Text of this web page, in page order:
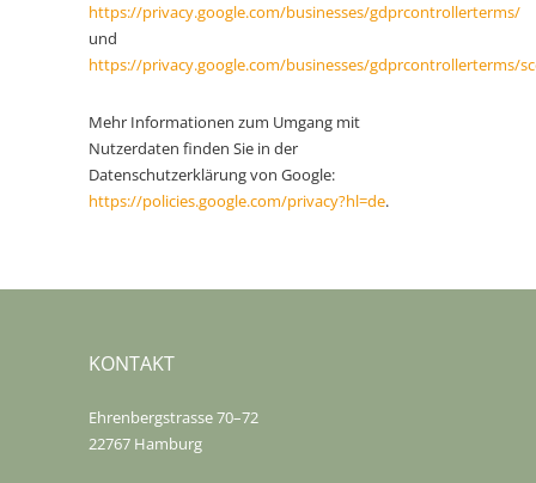
https://privacy.google.com/businesses/gdprcontrollerterms/
und
https://privacy.google.com/businesses/gdprcontrollerterms/
Mehr Informationen zum Umgang mit
Nutzerdaten finden Sie in der
Datenschutzerklärung von Google:
https://policies.google.com/privacy?hl=de.
KONTAKT
Ehrenbergstrasse 70–72
22767 Hamburg